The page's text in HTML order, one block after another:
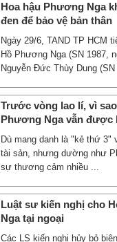
Hoa hậu Phương Nga
đen để bảo vệ bản thân
Ngày 29/6, TAND TP HCM
Hồ Phương Nga (SN 1987,
Nguyễn Đức Thùy Dung
Trước vòng lao lí, vì
Phương Nga vẫn được
Dù mang danh là "kẻ thứ 3"
tài sản, nhưng dường như
sự thương cảm nhiều ...
Luật sư kiến nghị cho
Nga tại ngoại
Các LS kiến nghị hủy bỏ